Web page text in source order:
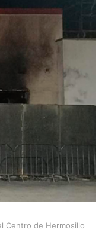
Centro de Hermosillo